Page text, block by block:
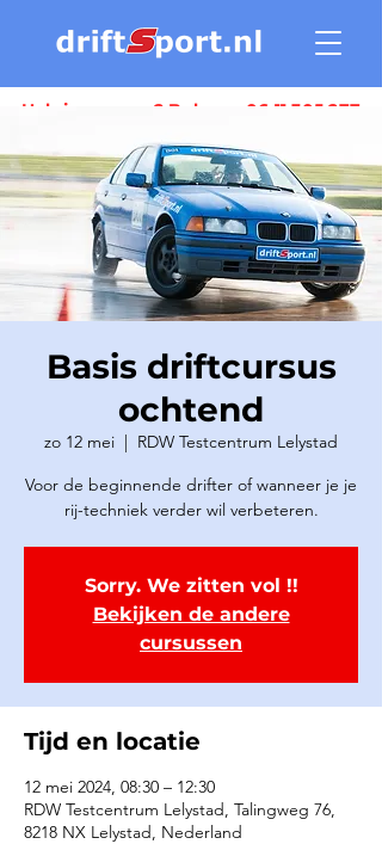
Heb je vragen ? Bel ons: 06 11 305 277
Basis driftcursus
ochtend
zo 12 mei
  |
RDW Testcentrum Lelystad
Voor de beginnende drifter of wanneer je je
rij-techniek verder wil verbeteren.
Sorry. We zitten vol !!
Bekijken de andere
cursussen
Tijd en locatie
12 mei 2024, 08:30 – 12:30
RDW Testcentrum Lelystad, Talingweg 76,
8218 NX Lelystad, Nederland